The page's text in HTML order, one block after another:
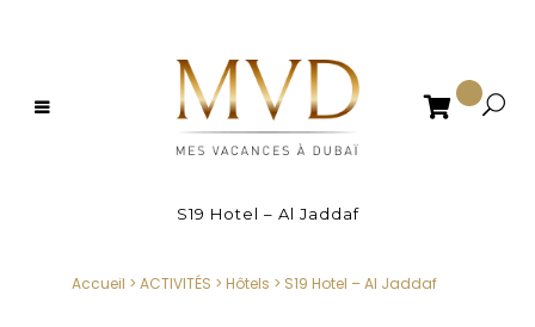

S19 Hotel – Al Jaddaf
Accueil > ACTIVITÉS > Hôtels > S19 Hotel – Al Jaddaf